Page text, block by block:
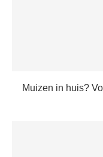
Muizen in huis?